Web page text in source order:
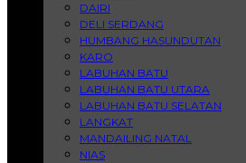
DAIRI
DELI SERDANG
HUMBANG HASUNDUTAN
KARO
LABUHAN BATU
LABUHAN BATU UTARA
LABUHAN BATU SELATAN
LANGKAT
MANDAILING NATAL
NIAS